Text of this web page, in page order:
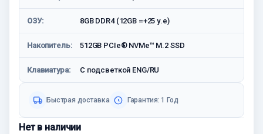
ОЗУ: 8GB DDR4 (12GB =+25 у.е)
Накопитель: 512GB PCIe® NVMe™ M.2 SSD
Клавиатура: С подсветкой ENG/RU
Быстрая доставка Гарантия: 1 Год
Нет в наличии